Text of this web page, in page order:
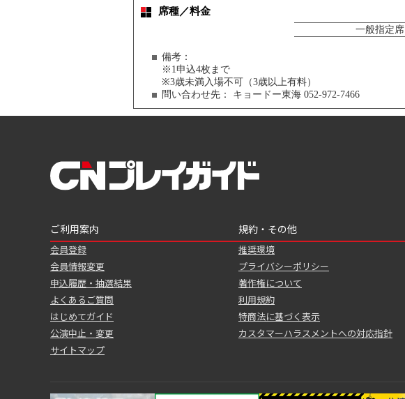
席種／料金
一般指定席
備考：
※1申込4枚まで
※3歳未満入場不可（3歳以上有料）
問い合わせ先： キョードー東海 052-972-7466
ご利用案内
会員登録
会員情報変更
申込履歴・抽選結果
よくあるご質問
はじめてガイド
公演中止・変更
サイトマップ
規約・その他
推奨環境
プライバシーポリシー
著作権について
利用規約
特商法に基づく表示
カスタマーハラスメントへの対応指針